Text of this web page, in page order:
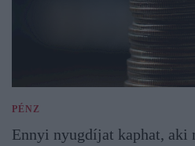
PÉNZ
Ennyi nyugdíjat kaphat, aki